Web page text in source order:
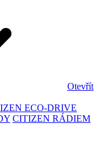
Otevřít
ECO-DRIVE
CITIZEN RÁDIEM